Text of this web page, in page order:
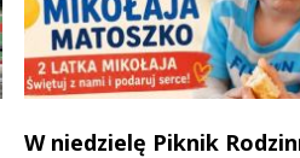
W niedzielę Piknik